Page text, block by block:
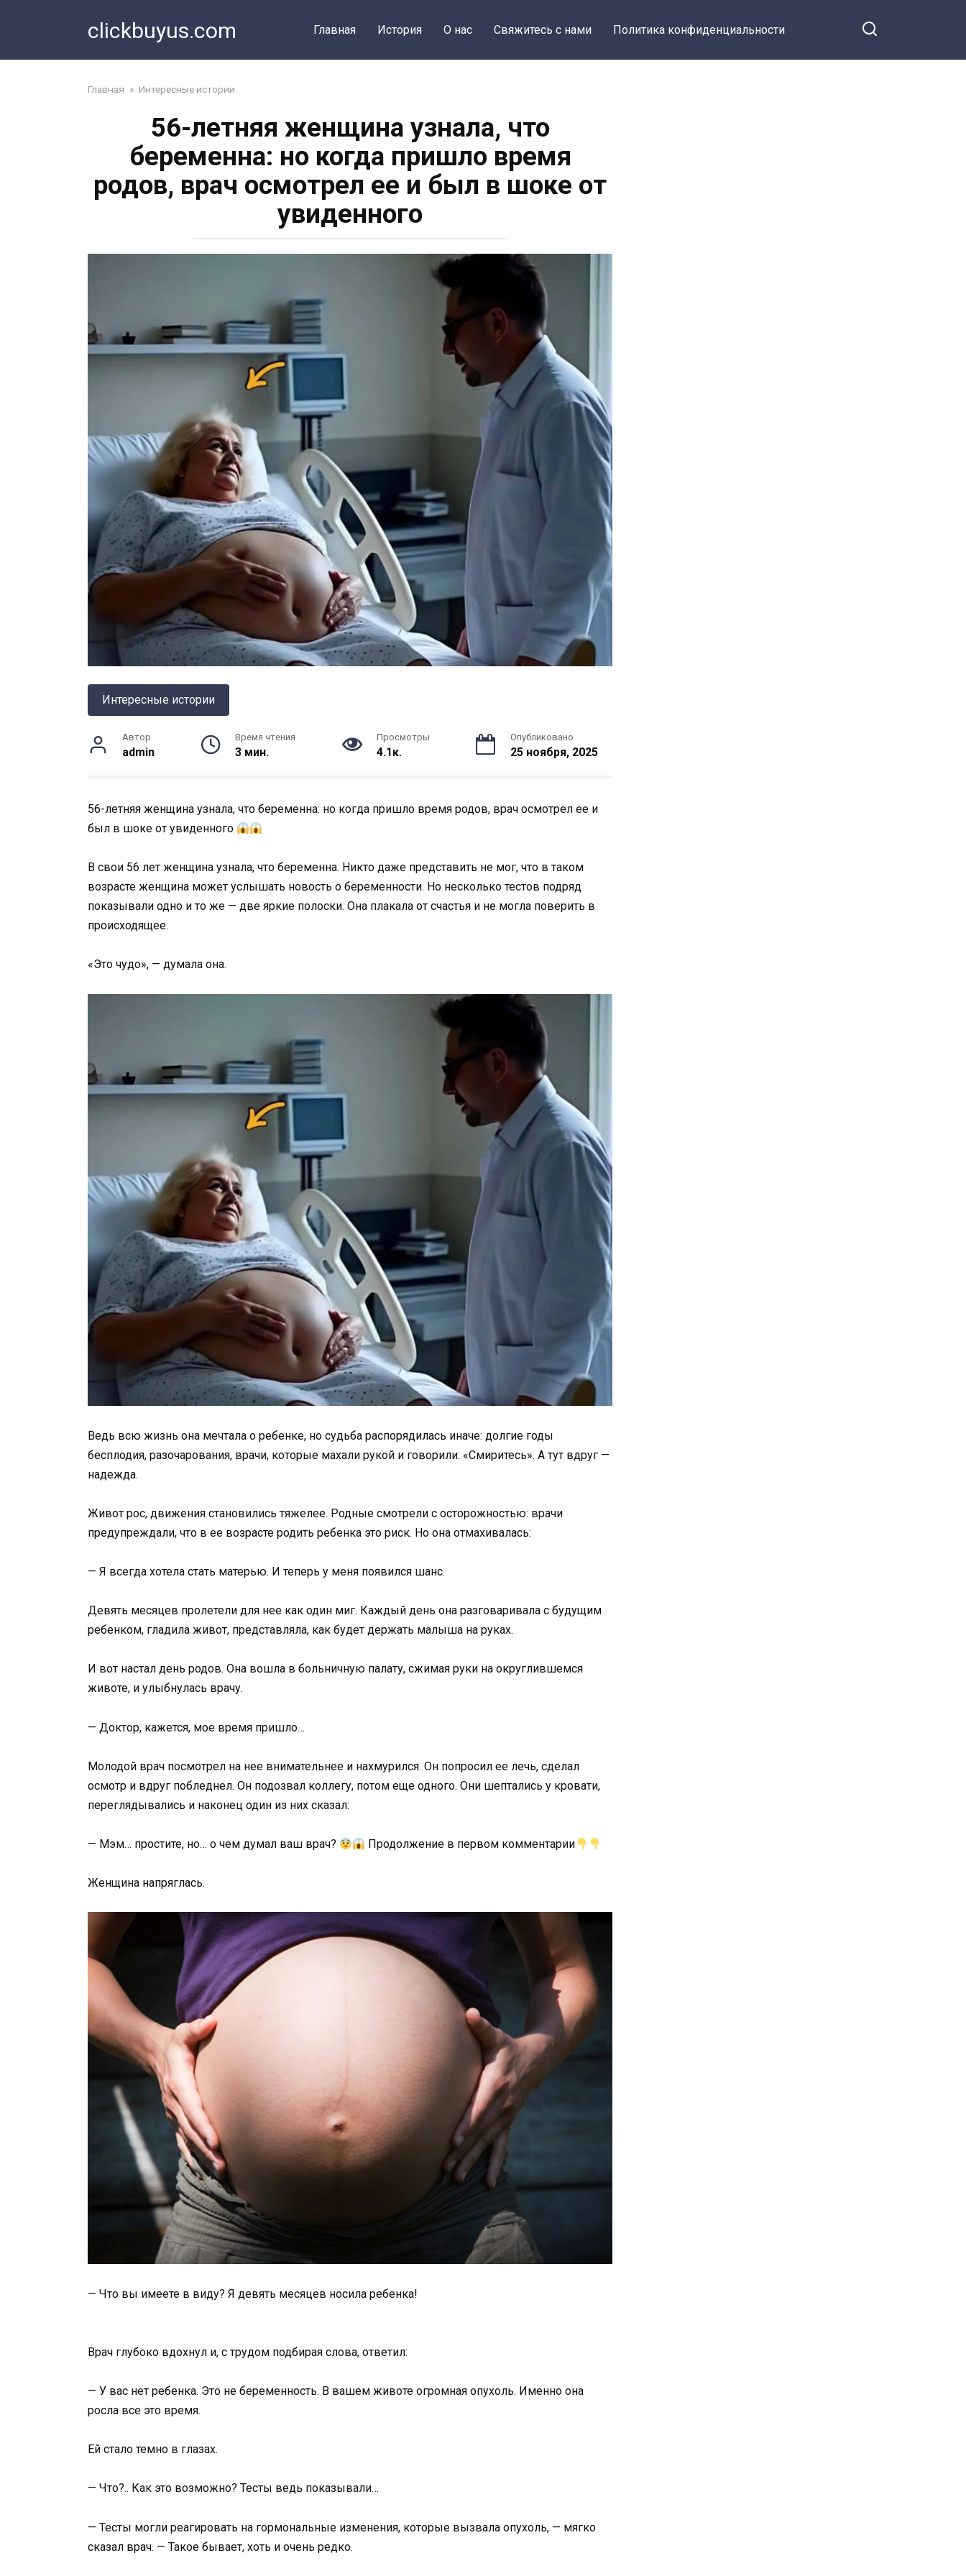
clickbuyus.com Главная История О нас Свяжитесь с нами Политика конфиденциальности
Главная » Интересные истории
56-летняя женщина узнала, что
беременна: но когда пришло время
родов, врач осмотрел ее и был в шоке от
увиденного
Интересные истории
Автор
admin
Время чтения
3 мин.
Просмотры
4.1к.
Опубликовано
25 ноября, 2025
56-летняя женщина узнала, что беременна: но когда пришло время родов, врач осмотрел ее и
был в шоке от увиденного
В свои 56 лет женщина узнала, что беременна. Никто даже представить не мог, что в таком
возрасте женщина может услышать новость о беременности. Но несколько тестов подряд
показывали одно и то же — две яркие полоски. Она плакала от счастья и не могла поверить в
происходящее.
«Это чудо», — думала она.
Ведь всю жизнь она мечтала о ребенке, но судьба распорядилась иначе: долгие годы
бесплодия, разочарования, врачи, которые махали рукой и говорили: «Смиритесь». А тут вдруг —
надежда.
Живот рос, движения становились тяжелее. Родные смотрели с осторожностью: врачи
предупреждали, что в ее возрасте родить ребенка это риск. Но она отмахивалась:
— Я всегда хотела стать матерью. И теперь у меня появился шанс.
Девять месяцев пролетели для нее как один миг. Каждый день она разговаривала с будущим
ребенком, гладила живот, представляла, как будет держать малыша на руках.
И вот настал день родов. Она вошла в больничную палату, сжимая руки на округлившемся
животе, и улыбнулась врачу.
— Доктор, кажется, мое время пришло…
Молодой врач посмотрел на нее внимательнее и нахмурился. Он попросил ее лечь, сделал
осмотр и вдруг побледнел. Он подозвал коллегу, потом еще одного. Они шептались у кровати,
переглядывались и наконец один из них сказал:
— Мэм… простите, но… о чем думал ваш врач? Продолжение в первом комментарии
Женщина напряглась.
— Что вы имеете в виду? Я девять месяцев носила ребенка!
Врач глубоко вдохнул и, с трудом подбирая слова, ответил:
— У вас нет ребенка. Это не беременность. В вашем животе огромная опухоль. Именно она
росла все это время.
Ей стало темно в глазах.
— Что?.. Как это возможно? Тесты ведь показывали…
— Тесты могли реагировать на гормональные изменения, которые вызвала опухоль, — мягко
сказал врач. — Такое бывает, хоть и очень редко.